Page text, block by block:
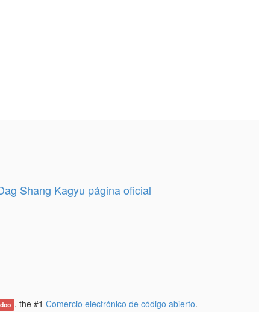
Shang Kagyu página oficial
, the #1 Comercio electrónico de código abierto.